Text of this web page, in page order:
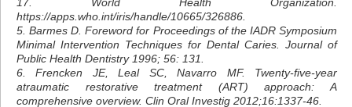
https://apps.who.int/iris/handle/10665/326886.
5. Barmes D. Foreword for Proceedings of the IADR Symposium
Minimal Intervention Techniques for Dental Caries. Journal of
Public Health Dentistry 1996; 56: 131.
6. Frencken JE, Leal SC, Navarro MF. Twenty-five-year
atraumatic restorative treatment (ART) approach: A
comprehensive overview. Clin Oral Investig 2012;16:1337-46.